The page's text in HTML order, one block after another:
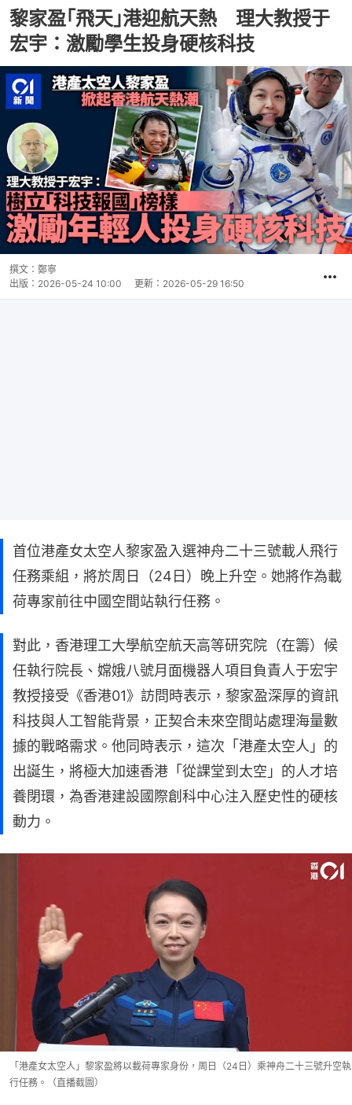
黎家盈｢飛天｣港迎航天熱 理大教授于
宏宇：激勵學生投身硬核科技
撰文： 鄭寧
出版： 2026-05-24 10:00 更新： 2026-05-29 16:50
首位港產女太空人黎家盈入選神舟二十三號載人飛行
任務乘組，將於周日（24日）晚上升空。她將作為載
荷專家前往中國空間站執行任務。
對此，香港理工大學航空航天高等研究院（在籌）候
任執行院長、嫦娥八號月面機器人項目負責人于宏宇
教授接受《香港01》訪問時表示，黎家盈深厚的資訊
科技與人工智能背景，正契合未來空間站處理海量數
據的戰略需求。他同時表示，這次「港產太空人」的
出誕生，將極大加速香港「從課堂到太空」的人才培
養閉環，為香港建設國際創科中心注入歷史性的硬核
動力。
「港產女太空人」黎家盈將以載荷專家身份，周日（24日）乘神舟二十三號升空執
行任務。（直播截圖）